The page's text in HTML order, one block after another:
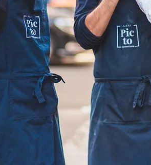
Rodolphe, Louis,
et tous les autres,
pour nous
de la France
ces producteurs qui grandissent à nos côtés
essais